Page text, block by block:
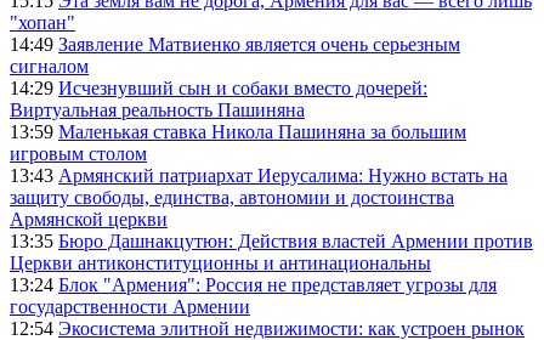
"хопан"
14:49 Заявление Матвиенко является очень серьезным
сигналом
14:29 Исчезнувший сын и собаки вместо дочерей:
Виртуальная реальность Пашиняна
13:59 Маленькая ставка Никола Пашиняна за большим
игровым столом
13:43 Армянский патриархат Иерусалима: Нужно встать на
защиту свободы, единства, автономии и достоинства
Армянской церкви
13:35 Бюро Дашнакцутюн: Действия властей Армении против
Церкви антиконституционны и антинациональны
13:24 Блок "Армения": Россия не представляет угрозы для
государственности Армении
12:54 Экосистема элитной недвижимости: как устроен рынок